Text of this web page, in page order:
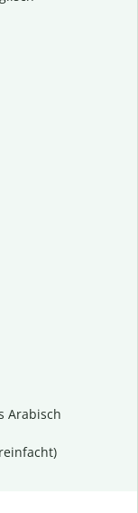
Arabisch